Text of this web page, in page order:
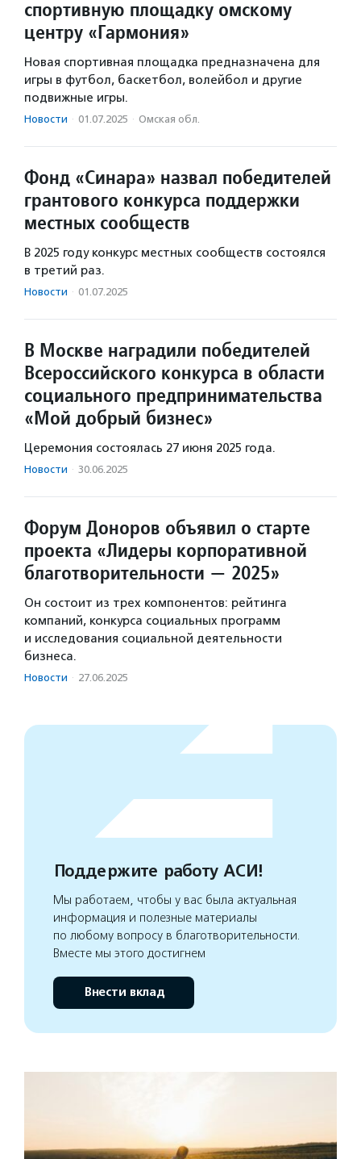
спортивную площадку омскому
центру «Гармония»
Новая спортивная площадка предназначена для
игры в футбол, баскетбол, волейбол и другие
подвижные игры.
Новости · 01.07.2025 · Омская обл.
Фонд «Синара» назвал победителей
грантового конкурса поддержки
местных сообществ
В 2025 году конкурс местных сообществ состоялся
в третий раз.
Новости · 01.07.2025
В Москве наградили победителей
Всероссийского конкурса в области
социального предпринимательства
«Мой добрый бизнес»
Церемония состоялась 27 июня 2025 года.
Новости · 30.06.2025
Форум Доноров объявил о старте
проекта «Лидеры корпоративной
благотворительности — 2025»
Он состоит из трех компонентов: рейтинга
компаний, конкурса социальных программ
и исследования социальной деятельности
бизнеса.
Новости · 27.06.2025
Поддержите работу АСИ!
Мы работаем, чтобы у вас была актуальная
информация и полезные материалы
по любому вопросу в благотворительности.
Вместе мы этого достигнем
Внести вклад